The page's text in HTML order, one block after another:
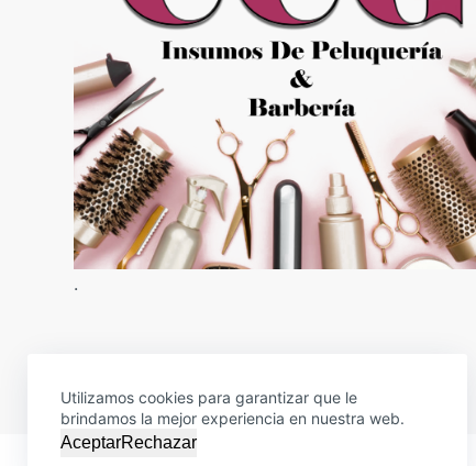
Utilizamos cookies para garantizar que le
brindamos la mejor experiencia en nuestra web.
AceptarRechazar
.